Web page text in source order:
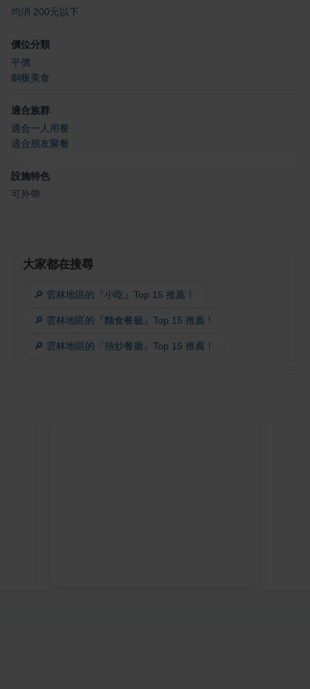
均消 200元以下
價位分類
平價
銅板美食
適合族群
適合一人用餐
適合朋友聚餐
設施特色
可外帶
大家都在搜尋
🔎 雲林地區的『小吃』Top 15 推薦！
🔎 雲林地區的『麵食餐廳』Top 15 推薦！
🔎 雲林地區的『熱炒餐廳』Top 15 推薦！